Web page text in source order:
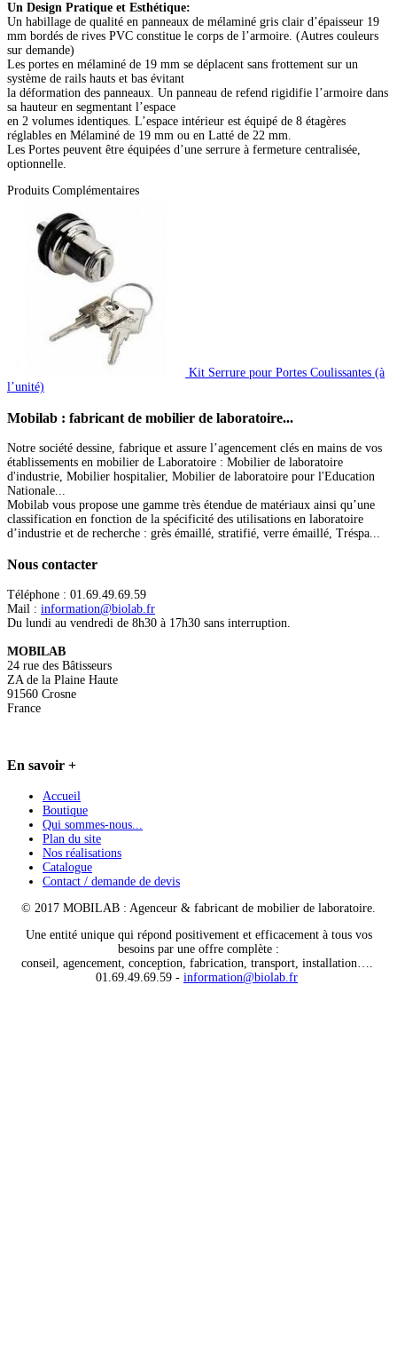
Un Design Pratique et Esthétique:
Un habillage de qualité en panneaux de mélaminé gris clair d’épaisseur 19
mm bordés de rives PVC constitue le corps de l’armoire. (Autres couleurs
sur demande)
Les portes en mélaminé de 19 mm se déplacent sans frottement sur un
système de rails hauts et bas évitant
la déformation des panneaux. Un panneau de refend rigidifie l’armoire dans
sa hauteur en segmentant l’espace
en 2 volumes identiques. L’espace intérieur est équipé de 8 étagères
réglables en Mélaminé de 19 mm ou en Latté de 22 mm.
Les Portes peuvent être équipées d’une serrure à fermeture centralisée,
optionnelle.
Produits Complémentaires
Kit Serrure pour Portes Coulissantes (à
l’unité)
Mobilab : fabricant de mobilier de laboratoire...
Notre société dessine, fabrique et assure l’agencement clés en mains de vos
établissements en mobilier de Laboratoire : Mobilier de laboratoire
d'industrie, Mobilier hospitalier, Mobilier de laboratoire pour l'Education
Nationale...
Mobilab vous propose une gamme très étendue de matériaux ainsi qu’une
classification en fonction de la spécificité des utilisations en laboratoire
d’industrie et de recherche : grès émaillé, stratifié, verre émaillé, Tréspa...
Nous contacter
Téléphone : 01.69.49.69.59
Mail : information@biolab.fr
Du lundi au vendredi de 8h30 à 17h30 sans interruption.
MOBILAB
24 rue des Bâtisseurs
ZA de la Plaine Haute
91560 Crosne
France
En savoir +
Accueil
Boutique
Qui sommes-nous...
Plan du site
Nos réalisations
Catalogue
Contact / demande de devis
© 2017 MOBILAB : Agenceur & fabricant de mobilier de laboratoire.
Une entité unique qui répond positivement et efficacement à tous vos
besoins par une offre complète :
conseil, agencement, conception, fabrication, transport, installation….
01.69.49.69.59 - information@biolab.fr